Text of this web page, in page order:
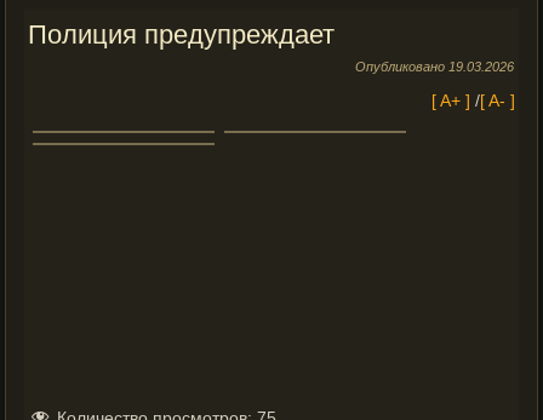
Полиция предупреждает
Опубликовано 19.03.2026
[ A+ ] /[ A- ]